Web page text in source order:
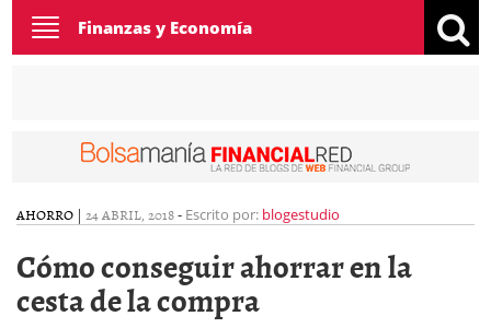
Toggle
navigation
Finanzas y Economía
AHORRO | 24 ABRIL, 2018- Escrito por: blogestudio
Cómo conseguir ahorrar en la
cesta de la compra